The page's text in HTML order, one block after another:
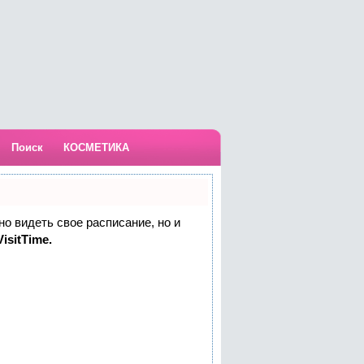
Поиск КОСМЕТИКА
видеть свое расписание, но и